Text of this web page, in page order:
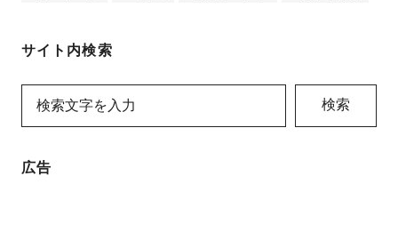
サイト内検索
検索
広告